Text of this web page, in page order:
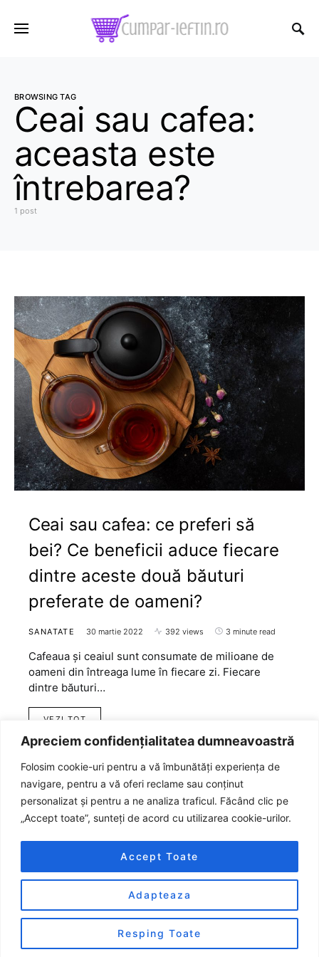
Apreciem confidențialitatea dumneavoastră
Folosim cookie-uri pentru a vă îmbunătăți experiența de
navigare, pentru a vă oferi reclame sau conținut
personalizat și pentru a ne analiza traficul. Făcând clic pe
„Accept toate”, sunteți de acord cu utilizarea cookie-urilor.
Adapteaza
Resping Toate
Accept Toate
BROWSING TAG
Ceai sau cafea:
aceasta este
întrebarea?
1 post
Ceai sau cafea: ce preferi să
bei? Ce beneficii aduce fiecare
dintre aceste două băuturi
preferate de oameni?
SANATATE 30 martie 2022 392 views 3 minute read
Cafeaua și ceaiul sunt consumate de milioane de
oameni din întreaga lume în fiecare zi. Fiecare
dintre băuturi…
VEZI TOT
Designed & Developed bySmart Seo Team